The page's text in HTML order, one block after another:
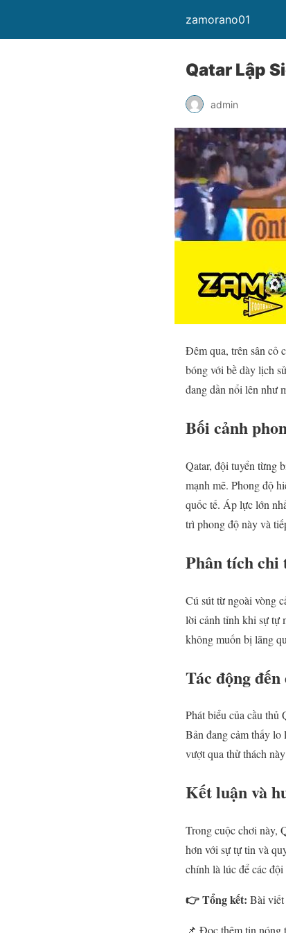
zamorano01
Qatar Lập
admin
Đêm qua, trên sân cỏ
bóng với bề dày lịch
đang dần nổi lên như
Bối cảnh
Qatar, đội tuyển từng
mạnh mẽ. Phong độ
quốc tế. Áp lực lớn
trì phong độ này và
Phân tích chi
Cú sút từ ngoài vòng
lời cảnh tỉnh khi sự tự
không muốn bị lãng
Tác động
Phát biểu của cầu thủ
Bản đang cảm thấy lo
vượt qua thử thách
Kết luận và
Trong cuộc chơi này,
hơn với sự tự tin và
chính là lúc để các
👉 Tổng kết: Bài viết
📌 Đọc thêm tin nóng